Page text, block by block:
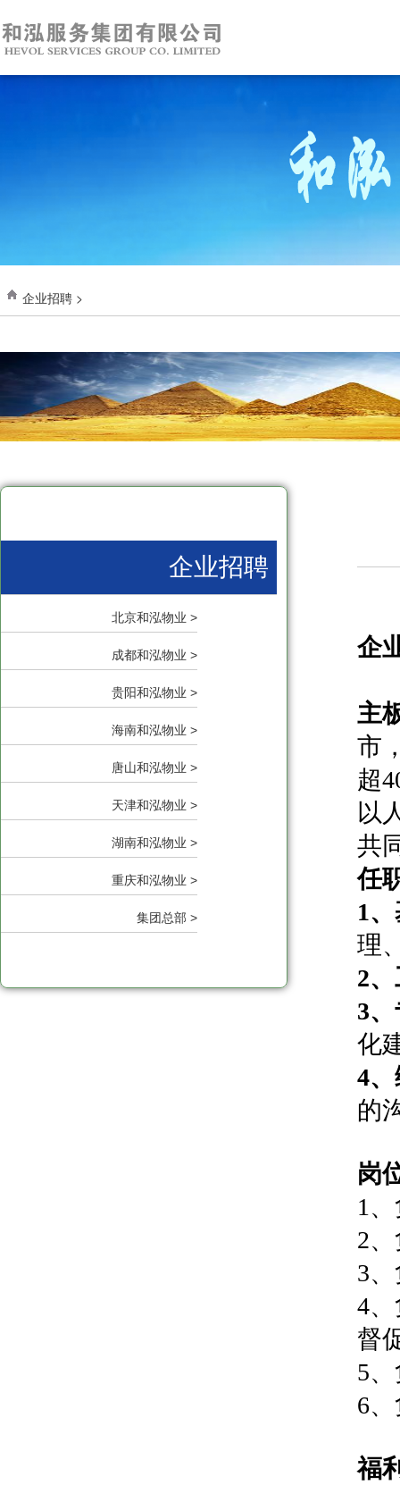
企业招聘 >
企业招聘
北京和泓物业 >
成都和泓物业 >
贵阳和泓物业 >
海南和泓物业 >
唐山和泓物业 >
天津和泓物业 >
湖南和泓物业 >
重庆和泓物业 >
集团总部 >
企
主
市
超
以
共
任
1
理
2
3
化
4
的
岗
1
2
3
4
督
5
6
福